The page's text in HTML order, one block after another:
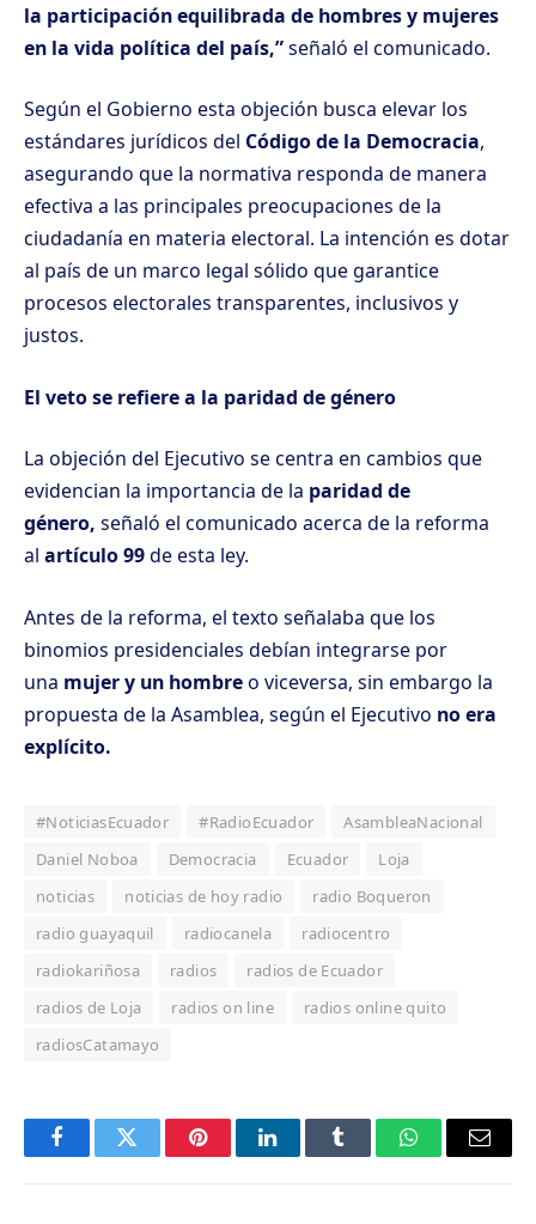
la participación equilibrada de hombres y mujeres
en la vida política del país,”señaló el comunicado.
Según el Gobierno esta objeción busca elevar los
estándares jurídicos del Código de la Democracia,
asegurando que la normativa responda de manera
efectiva a las principales preocupaciones de la
ciudadanía en materia electoral. La intención es dotar
al país de un marco legal sólido que garantice
procesos electorales transparentes, inclusivos y
justos.
El veto se refiere a la paridad de género
La objeción del Ejecutivo se centra en cambios que
evidencian la importancia de la paridad de
género, señaló el comunicado acerca de la reforma
al artículo 99de esta ley.
Antes de la reforma, el texto señalaba que los
binomios presidenciales debían integrarse por
una mujer y un hombreo viceversa, sin embargo la
propuesta de la Asamblea, según el Ejecutivo no era
explícito.
#NoticiasEcuador #RadioEcuador
AsambleaNacional
Daniel Noboa
Democracia Ecuador
Loja
noticias
noticias de hoy radio
radio Boqueron
radio guayaquil
radiocanela
radiocentro
radiokariñosa
radios
radios de Ecuador
radios de Loja
radios on line
radios online quito
radiosCatamayo
FacebookTwitter PinterestLinkedInTumblr WhatsAppEmail